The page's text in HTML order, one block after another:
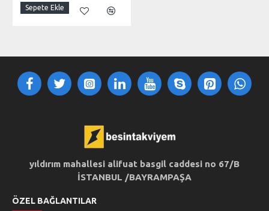
Sepete Ekle
yıldırım mahallesi alifuat basgil caddesi no 67/B
İSTANBUL /BAYRAMPAŞA
ÖZEL BAĞLANTILAR